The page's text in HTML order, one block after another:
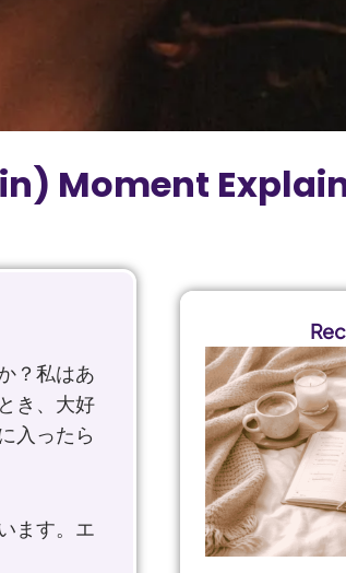
Moment
？私はあ
き、大好
入ったら
ます。エ